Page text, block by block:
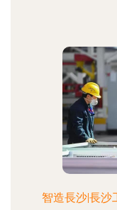
智造長沙|長沙